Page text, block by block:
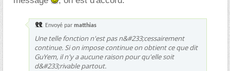
Envoyé par matthias
Une telle fonction n'est pas n&#233;cessairement
continue. Si on impose continue on obtient ce que dit
GuYem, il n'y a aucune raison pour qu'elle soit
d&#233;rivable partout.